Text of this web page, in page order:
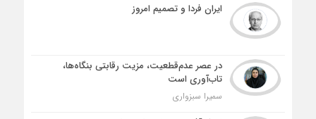
ایران فردا و تصمیم امروز
در عصر عدم‌قطعیت، مزیت رقابتی بنگاه‌ها،
تاب‌آوری است
سمیرا سبزواری